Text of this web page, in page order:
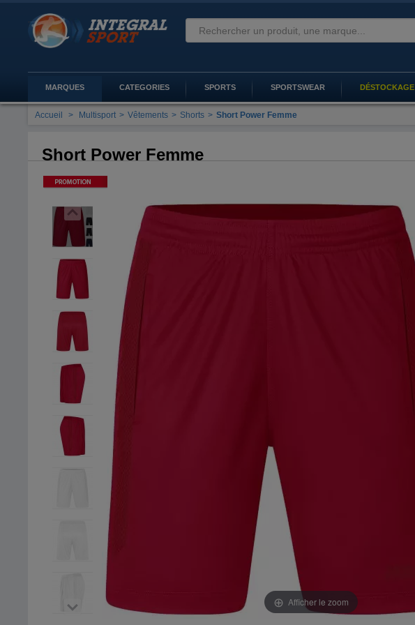
MARQUES CATEGORIES SPORTS SPORTSWEAR DÉSTOCKAGE
Accueil > Multisport > Vêtements > Shorts > Short Power Femme
Short Power Femme
Afficher le zoom